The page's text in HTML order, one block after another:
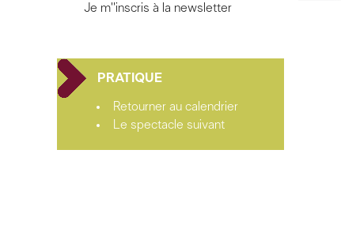
Je m''inscris à la newsletter
PRATIQUE
Retourner au calendrier
Le spectacle suivant